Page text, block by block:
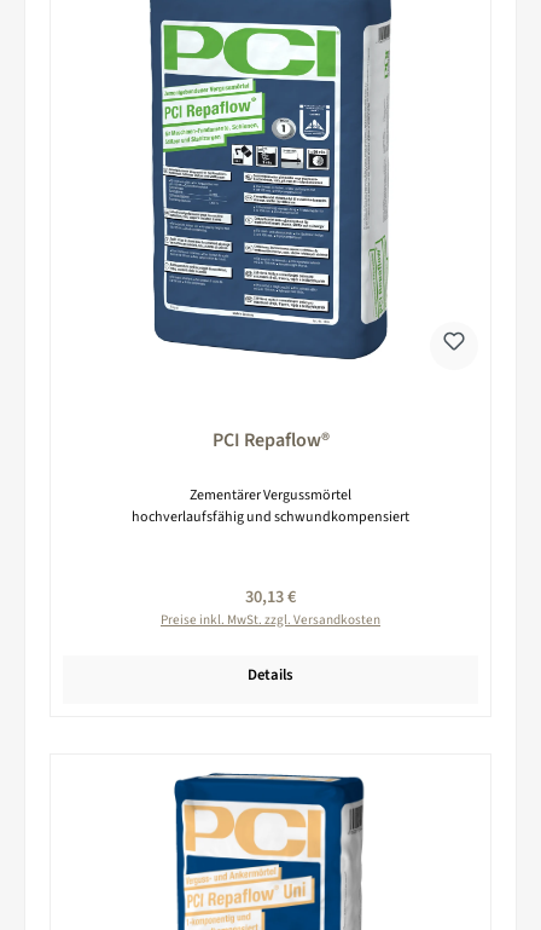
PCI Repaflow®
Zementärer Vergussmörtel
hochverlaufsfähig und schwundkompensiert
Regulärer Preis:
30,13 €
Preise inkl. MwSt. zzgl. Versandkosten
Details